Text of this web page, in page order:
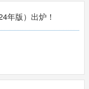
年版）出炉！